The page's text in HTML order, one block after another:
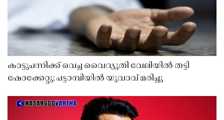
കാട്ടുപന്നിക്ക് വെച്ച വൈദ്യുതി വേലിയിൽ തട്ടി
ഷോക്കേറ്റു; പട്ടാമ്പിയിൽ യുവാവ് മരിച്ചു